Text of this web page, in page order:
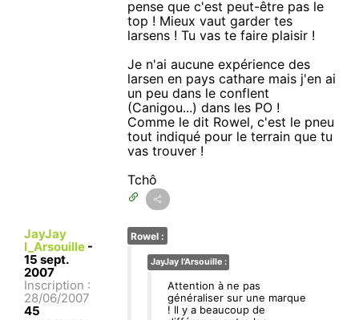
pense que c'est peut-être pas le
top ! Mieux vaut garder tes
larsens ! Tu vas te faire plaisir !
Je n'ai aucune expérience des
larsen en pays cathare mais j'en ai
un peu dans le conflent
(Canigou...) dans les PO !
Comme le dit Rowel, c'est le pneu
tout indiqué pour le terrain que tu
vas trouver !
Tchô
JayJay
l_Arsouille -
15 sept.
2007
Inscription :
28/06/2007
45
Rowel :
JayJay l'Arsouille :
Attention à ne pas
généraliser sur une marque
! Il y a beaucoup de